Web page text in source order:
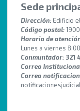
Sede
Dirección: Edificio
Código postal:
Horario de
Lunes a viernes
Conmuntador: 321
Correo
Correo